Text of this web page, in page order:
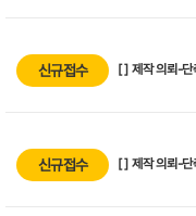
신규접수 [] 제작 의
신규접수 [] 제작 의